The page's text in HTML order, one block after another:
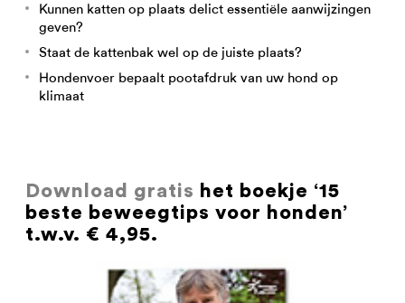
Kunnen katten op plaats delict essentiële aanwijzingen
geven?
Staat de kattenbak wel op de juiste plaats?
Hondenvoer bepaalt pootafdruk van uw hond op
klimaat
Download gratis het boekje ‘15
beste beweegtips voor honden’
t.w.v. € 4,95.